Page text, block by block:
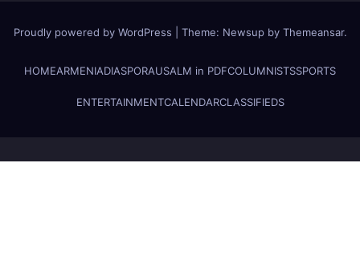
Proudly powered by WordPress Theme: Newsup by Themeansar.
HOMEARMENIADIASPORAUSALM in PDFCOLUMNISTSSPORTS
ENTERTAINMENTCALENDARCLASSIFIEDS